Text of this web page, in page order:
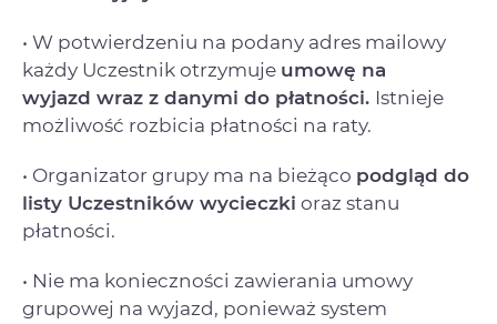
• W potwierdzeniu na podany adres mailowy
każdy Uczestnik otrzymuje umowę na
wyjazd wraz z danymi do płatności. Istnieje
możliwość rozbicia płatności na raty.
• Organizator grupy ma na bieżąco podgląd do
listy Uczestników wycieczki oraz stanu
płatności.
• Nie ma konieczności zawierania umowy
grupowej na wyjazd, ponieważ system